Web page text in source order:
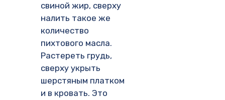
свиной жир, сверху
налить такое же
количество
пихтового масла.
Растереть грудь,
сверху укрыть
шерстяным платком
и в кровать. Это